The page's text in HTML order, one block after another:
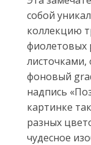
собой
коллекцию
фиолетовых
фоновый
надпись
картинке
разных
чудесное